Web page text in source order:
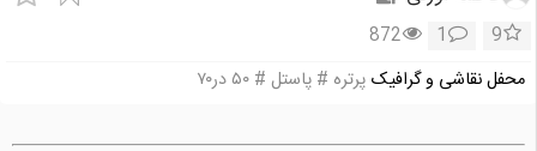
9
1
872
محفل نقاشی و گرافیک پرتره # پاستل # ۵۰ در۷۰